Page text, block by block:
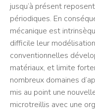
jusqu’à présent
périodiques. En
mécanique est
difficile leur
conventionnelles
matériaux, et limite
nombreux domaines
mis au point une
microtreillis avec une